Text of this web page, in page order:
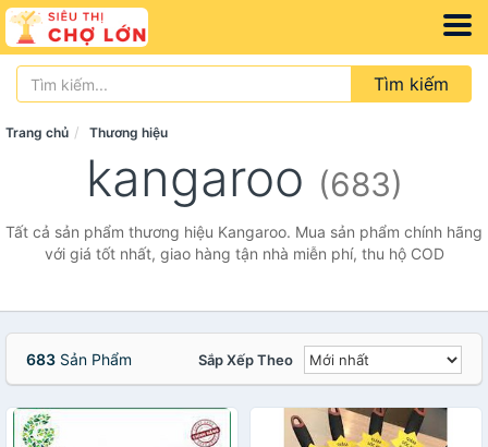
Tìm kiếm
Trang chủ Thương hiệu
kangaroo (683)
Tất cả sản phẩm thương hiệu Kangaroo. Mua sản phẩm chính hãng
với giá tốt nhất, giao hàng tận nhà miễn phí, thu hộ COD
683 Sản Phẩm Sắp Xếp Theo